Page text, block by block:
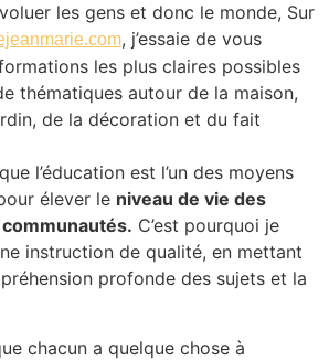
les gens et donc le monde, Sur
, j’essaie de vous
les plus claires possibles
thématiques autour de la maison,
de la décoration et du fait
l’éducation est l’un des moyens
élever le niveau de vie des
C’est pourquoi je
instruction de qualité, en mettant
profonde des sujets et la
chacun a quelque chose à